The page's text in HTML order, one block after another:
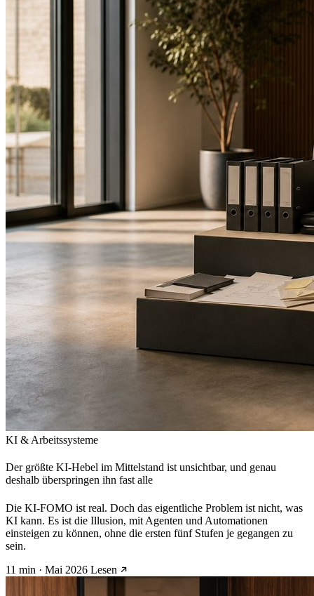
KI & Arbeitssysteme
Der größte KI-Hebel im Mittelstand ist unsichtbar, und genau
deshalb überspringen ihn fast alle
Die KI-FOMO ist real. Doch das eigentliche Problem ist nicht, was
KI kann. Es ist die Illusion, mit Agenten und Automationen
einsteigen zu können, ohne die ersten fünf Stufen je gegangen zu
sein.
11 min · Mai 2026 Lesen